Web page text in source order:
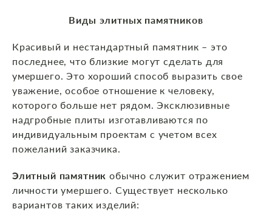
Виды элитных памятников
Красивый и нестандартный памятник – это
последнее, что близкие могут сделать для
умершего. Это хороший способ выразить свое
уважение, особое отношение к человеку,
которого больше нет рядом. Эксклюзивные
надгробные плиты изготавливаются по
индивидуальным проектам с учетом всех
пожеланий заказчика.
Элитный памятник обычно служит отражением
личности умершего. Существует несколько
вариантов таких изделий: